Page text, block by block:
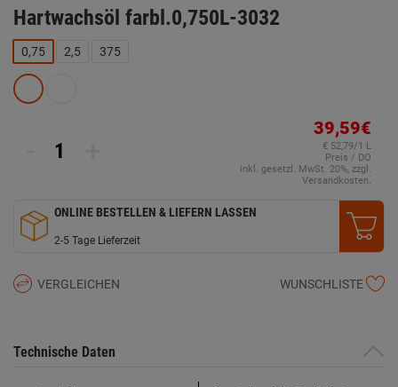
Hartwachsöl farbl.0,750L-3032
0,75 2,5 375
39,59€
€ 52,79/1 L
Preis / DO
inkl. gesetzl. MwSt. 20%, zzgl.
Versandkosten.
ONLINE BESTELLEN & LIEFERN LASSEN
2-5 Tage Lieferzeit
VERGLEICHEN WUNSCHLISTE
Technische Daten